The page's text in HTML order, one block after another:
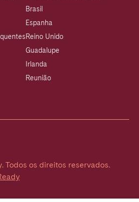
Brasil
Espanha
Reino Unido
Guadalupe
Irlanda
Reunião
. Todos os direitos reservados.